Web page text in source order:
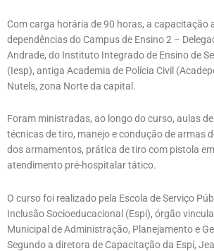
Com carga horária de 90 horas, a capacitação
dependências do Campus de Ensino 2 –
Andrade, do Instituto Integrado de Ensino de
(Iesp), antiga Academia de Polícia Civil
Nutels, zona Norte da capital.
Foram ministradas, ao longo do curso, aulas
técnicas de tiro, manejo e condução de armas
dos armamentos, prática de tiro com pistola
atendimento pré-hospitalar tático.
O curso foi realizado pela Escola de Serviço
Inclusão Socioeducacional (Espi), órgão
Municipal de Administração, Planejamento e
Segundo a diretora de Capacitação da Espi,